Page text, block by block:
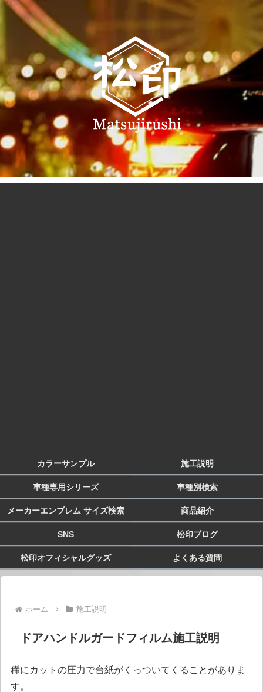
カラーサンプル 施工説明
車種専用シリーズ 車種別検索
メーカーエンブレム サイズ検索 商品紹介
SNS 松印ブログ
松印オフィシャルグッズ よくある質問
ホーム 施工説明
ドアハンドルガードフィルム施工説明
稀にカットの圧力で台紙がくっついてくることがありま
す。